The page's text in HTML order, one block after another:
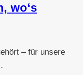
wo‘s
– für unsere